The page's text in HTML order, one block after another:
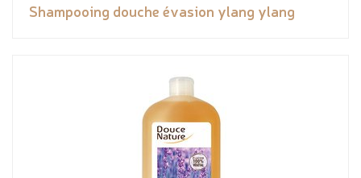
Shampooing douche évasion ylang ylang